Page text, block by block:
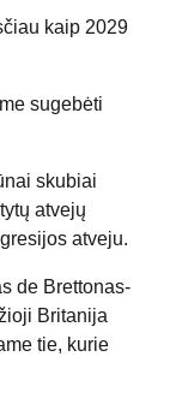
kaip 2029
sugebėti
skubiai
atvejų
atveju.
de Brettonas-
Britanija
tie, kurie